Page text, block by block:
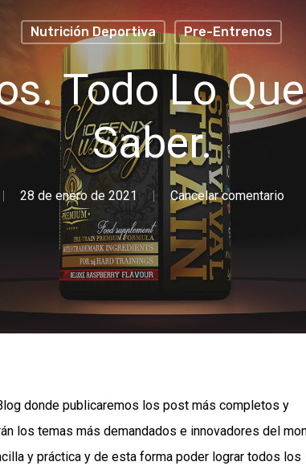
Nutrición Deportiva Pre-Entrenos
Todo Lo
Saber.
28 de enero de 2021 Cancelar comentario
donde publicaremos los post más completos y
los temas más demandados e innovadores del
y práctica y de esta forma poder lograr todos los